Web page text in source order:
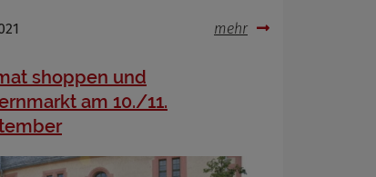
mehr
shoppen und
am 10./11.